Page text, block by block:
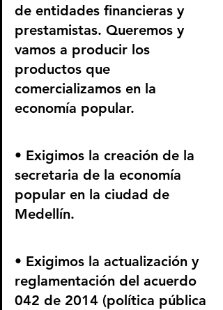
de entidades financieras y
prestamistas. Queremos y
vamos a producir los
productos que
comercializamos en la
economía popular.
• Exigimos la creación de la
secretaria de la economía
popular en la ciudad de
Medellín.
• Exigimos la actualización y
reglamentación del acuerdo
042 de 2014 (política pública